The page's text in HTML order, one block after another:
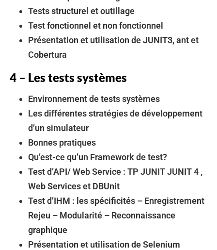
Tests structurel et outillage
Test fonctionnel et non fonctionnel
Présentation et utilisation de JUNIT3, ant et
Cobertura
4 – Les tests systèmes
Environnement de tests systèmes
Les différentes stratégies de développement
d’un simulateur
Bonnes pratiques
Qu’est-ce qu’un Framework de test?
Test d’API/ Web Service : TP JUNIT JUNIT 4 ,
Web Services et DBUnit
Test d’IHM : les spécificités – Enregistrement
Rejeu – Modularité – Reconnaissance
graphique
Présentation et utilisation de Selenium